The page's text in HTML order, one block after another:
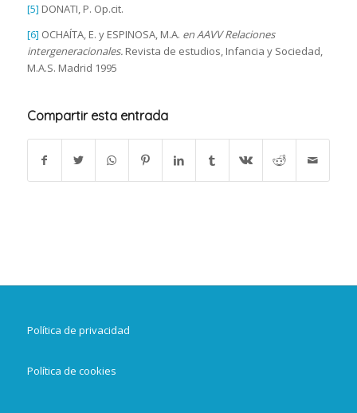
[5] DONATI, P. Op.cit.
[6] OCHAÍTA, E. y ESPINOSA, M.A. en AAVV Relaciones
intergeneracionales. Revista de estudios, Infancia y Sociedad,
M.A.S. Madrid 1995
Compartir esta entrada
Política de privacidad
Política de cookies